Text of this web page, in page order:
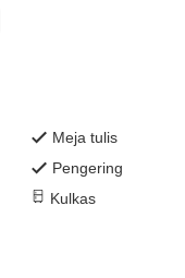
Meja tulis
Pengering
Kulkas